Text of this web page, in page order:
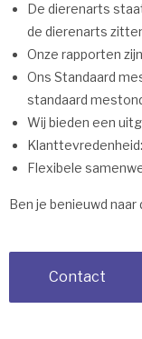
De dierenarts
de dierenarts
Onze rapporten
Ons Standaard
standaard
Wij bieden een
Flexibele
Ben je benieuwd
Contact